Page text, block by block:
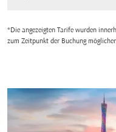
*Die angezeigten Tarife wurden
zum Zeitpunkt der Buchung